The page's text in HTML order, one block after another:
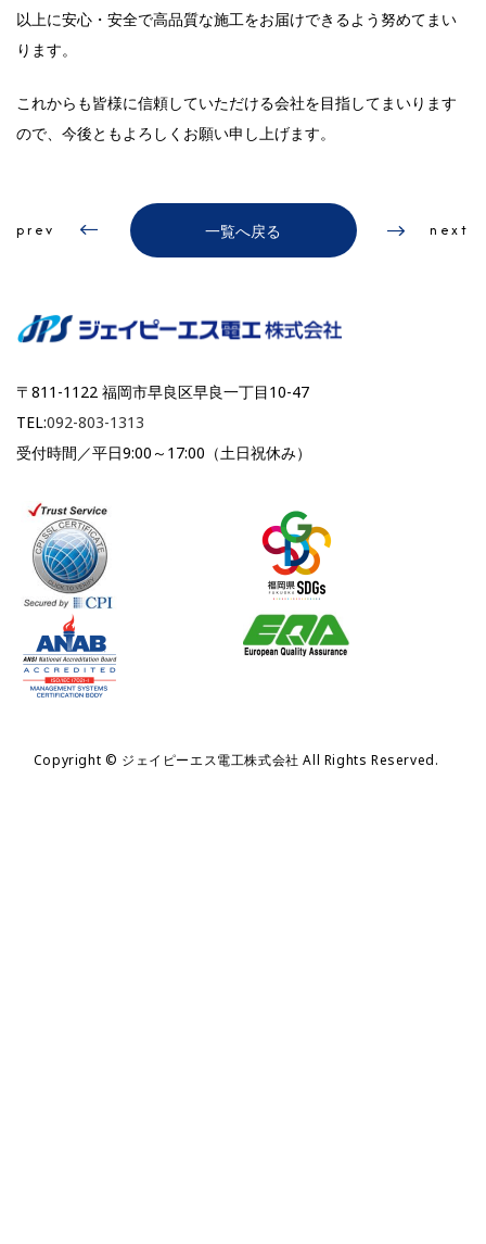
以上に安心・安全で高品質な施工をお届けできるよう努めてまい
ります。
これからも皆様に信頼していただける会社を目指してまいります
ので、今後ともよろしくお願い申し上げます。
prev 一覧へ戻る next
〒811-1122 福岡市早良区早良一丁目10-47
TEL:092-803-1313
受付時間／平日9:00～17:00（土日祝休み）
Copyright © ジェイピーエス電工株式会社 All Rights Reserved.